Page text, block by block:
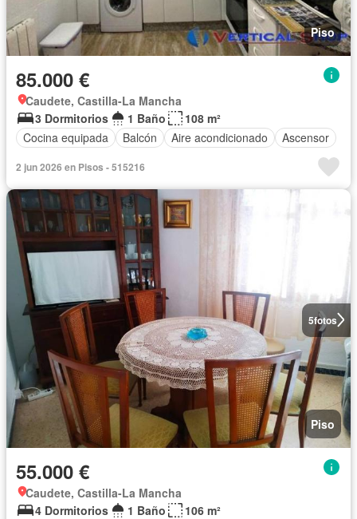
Piso
85.000 €
Caudete, Castilla-La Mancha
3 Dormitorios
1 Baño
108 m²
Cocina equipada
Balcón Aire acondicionado Ascensor
2 jun 2026 en Pisos - 515216
5fotos
Piso
55.000 €
Caudete, Castilla-La Mancha
4 Dormitorios
1 Baño 106 m²